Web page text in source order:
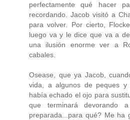
perfectamente qué hacer
recordando. Jacob visitó a
para volver. Por cierto,
luego va y le dice que va a
una ilusión enorme ver a
cabales.
Osease, que ya Jacob,
vida, a algunos de peques
había echado el ojo para
que terminará devorando
preparada...para qué? Me ha